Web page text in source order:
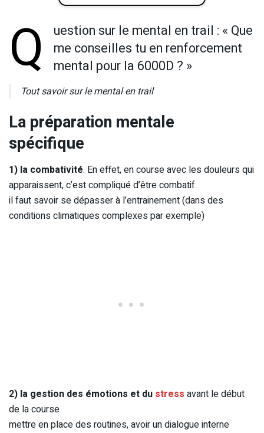
Q
uestion sur le mental en trail : « Que
me conseilles tu en renforcement
mental pour la 6000D ? »
Tout savoir sur le mental en trail
La préparation mentale
spécifique
1) la combativité. En effet, en course avec les douleurs qui
apparaissent, c’est compliqué d’être combatif.
il faut savoir se dépasser à l’entrainement (dans des
conditions climatiques complexes par exemple)
2) la gestion des émotions et du stress avant le début
de la course
mettre en place des routines, avoir un dialogue interne